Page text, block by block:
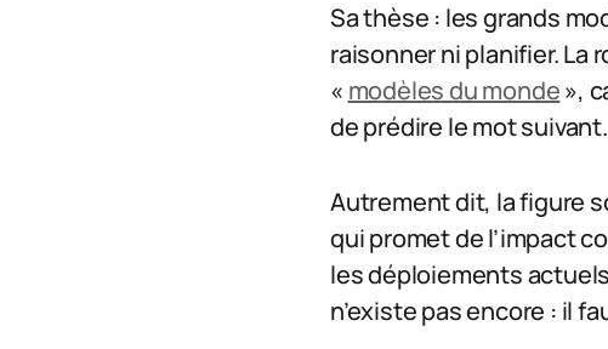
Sa thèse : les grands
raisonner ni planifier. La
« modèles du monde»,
de prédire le mot suivant.
Autrement dit, la figure
qui promet de l’impact
les déploiements
n’existe pas encore : il